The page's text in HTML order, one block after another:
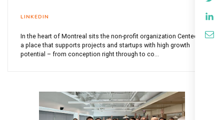
LINKEDIN
In the heart of Montreal sits the non-profit organization Centech,
a place that supports projects and startups with high growth
potential – from conception right through to co...